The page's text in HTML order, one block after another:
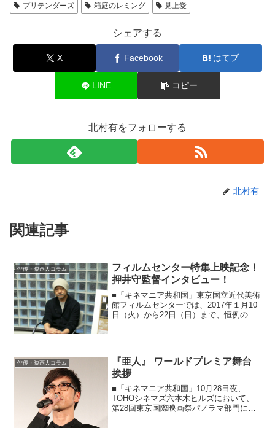
プリテンダーズ
箱庭のレミング 見上愛
シェアする
X Facebook はてブ
LINE コピー
北村有をフォローする
北村有
関連記事
俳優・映画人コラム
フィルムセンター特集上映記念！
押井守監督インタビュー！
■「キネマニア共和国」東京国立近代美術
館フィルムセンターでは、2017年１月10
日（火）から22日（日）まで、恒例の特
俳優・映画人コラム
『亜人』 ワールドプレミア舞台
挨拶
■「キネマニア共和国」10月28日夜、
TOHOシネマズ六本木ヒルズにおいて、
第28回東京国際映画祭パノラマ部門にて